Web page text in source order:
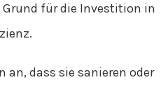
für die Investition in
an, dass sie sanieren oder